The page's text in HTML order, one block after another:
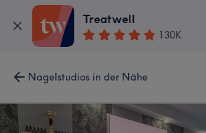
Treatwell
130K
Nagelstudios in der Nähe